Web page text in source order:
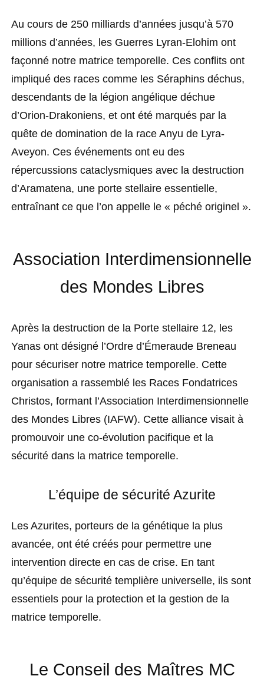
Au cours de 250 milliards d’années jusqu’à 570
millions d’années, les Guerres Lyran-Elohim ont
façonné notre matrice temporelle. Ces conflits ont
impliqué des races comme les Séraphins déchus,
descendants de la légion angélique déchue
d’Orion-Drakoniens, et ont été marqués par la
quête de domination de la race Anyu de Lyra-
Aveyon. Ces événements ont eu des
répercussions cataclysmiques avec la destruction
d’Aramatena, une porte stellaire essentielle,
entraînant ce que l’on appelle le « péché originel ».
Association Interdimensionnelle
des Mondes Libres
Après la destruction de la Porte stellaire 12, les
Yanas ont désigné l’Ordre d’Émeraude Breneau
pour sécuriser notre matrice temporelle. Cette
organisation a rassemblé les Races Fondatrices
Christos, formant l’Association Interdimensionnelle
des Mondes Libres (IAFW). Cette alliance visait à
promouvoir une co-évolution pacifique et la
sécurité dans la matrice temporelle.
L’équipe de sécurité Azurite
Les Azurites, porteurs de la génétique la plus
avancée, ont été créés pour permettre une
intervention directe en cas de crise. En tant
qu’équipe de sécurité templière universelle, ils sont
essentiels pour la protection et la gestion de la
matrice temporelle.
Le Conseil des Maîtres MC